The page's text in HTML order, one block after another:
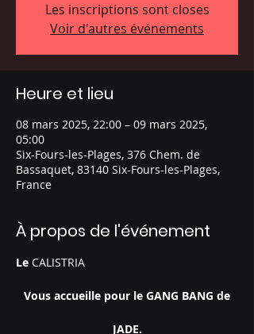
Les inscriptions sont closes
Voir d'autres événements
Heure et lieu
08 mars 2025, 22:00 – 09 mars 2025,
05:00
Six-Fours-les-Plages, 376 Chem. de
Bassaquet, 83140 Six-Fours-les-Plages,
France
À propos de l'événement
Le CALISTRIA
Vous accueille pour le GANG BANG de
JADE.